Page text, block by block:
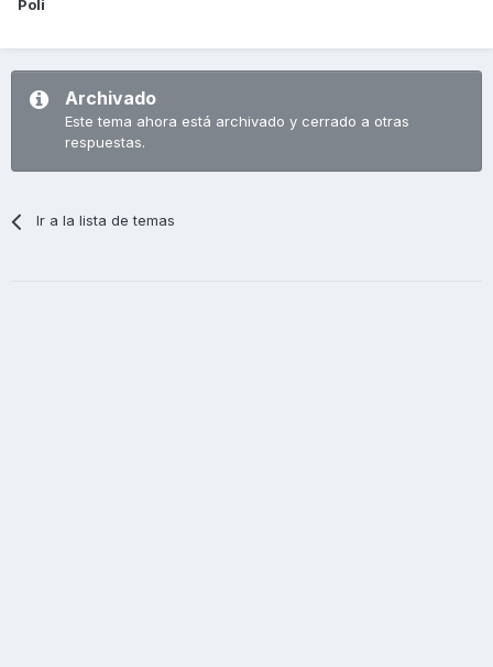
Poli
Archivado
Este tema ahora está archivado y cerrado a otras
respuestas.
Ir a la lista de temas